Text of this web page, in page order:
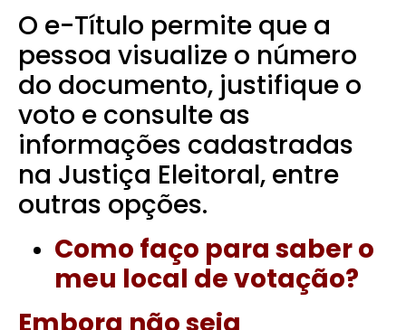
O e-Título permite que a
pessoa visualize o número
do documento, justifique o
voto e consulte as
informações cadastradas
na Justiça Eleitoral, entre
outras opções.
Como faço para saber o
meu local de votação?